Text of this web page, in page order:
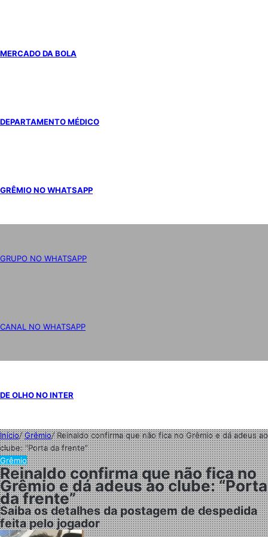
MERCADO DA BOLA
DEPARTAMENTO MÉDICO
GRÊMIO NO WHATSAPP
GRUPO NO WHATSAPP
CANAL NO WHATSAPP
DE OLHO NO INTER
Início/Grêmio/Reinaldo confirma que não fica no Grêmio e dá adeus ao
clube: “Porta da frente”
Grêmio
Reinaldo confirma que não fica no
Grêmio e dá adeus ao clube: “Porta
da frente”
Saiba os detalhes da postagem de despedida
feita pelo jogador